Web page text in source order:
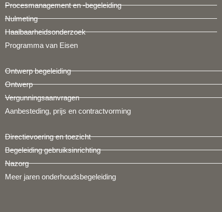
Procesmanagement en -begeleiding
Nulmeting
Haalbaarheidsonderzoek
Programma van Eisen
Ontwerp begeleiding
Ontwerp
Vergunningsaanvragen
Aanbesteding, prijs en contractvorming
Directievoering en toezicht
Begeleiding gebruiksinrichting
Nazorg
Meer jaren onderhoudsbegeleiding